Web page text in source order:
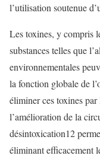
l’utilisation soutenue
Les toxines, y compris
substances telles que
environnementales
la fonction globale de
éliminer ces toxines
l’amélioration de la
désintoxication12
éliminant efficacement